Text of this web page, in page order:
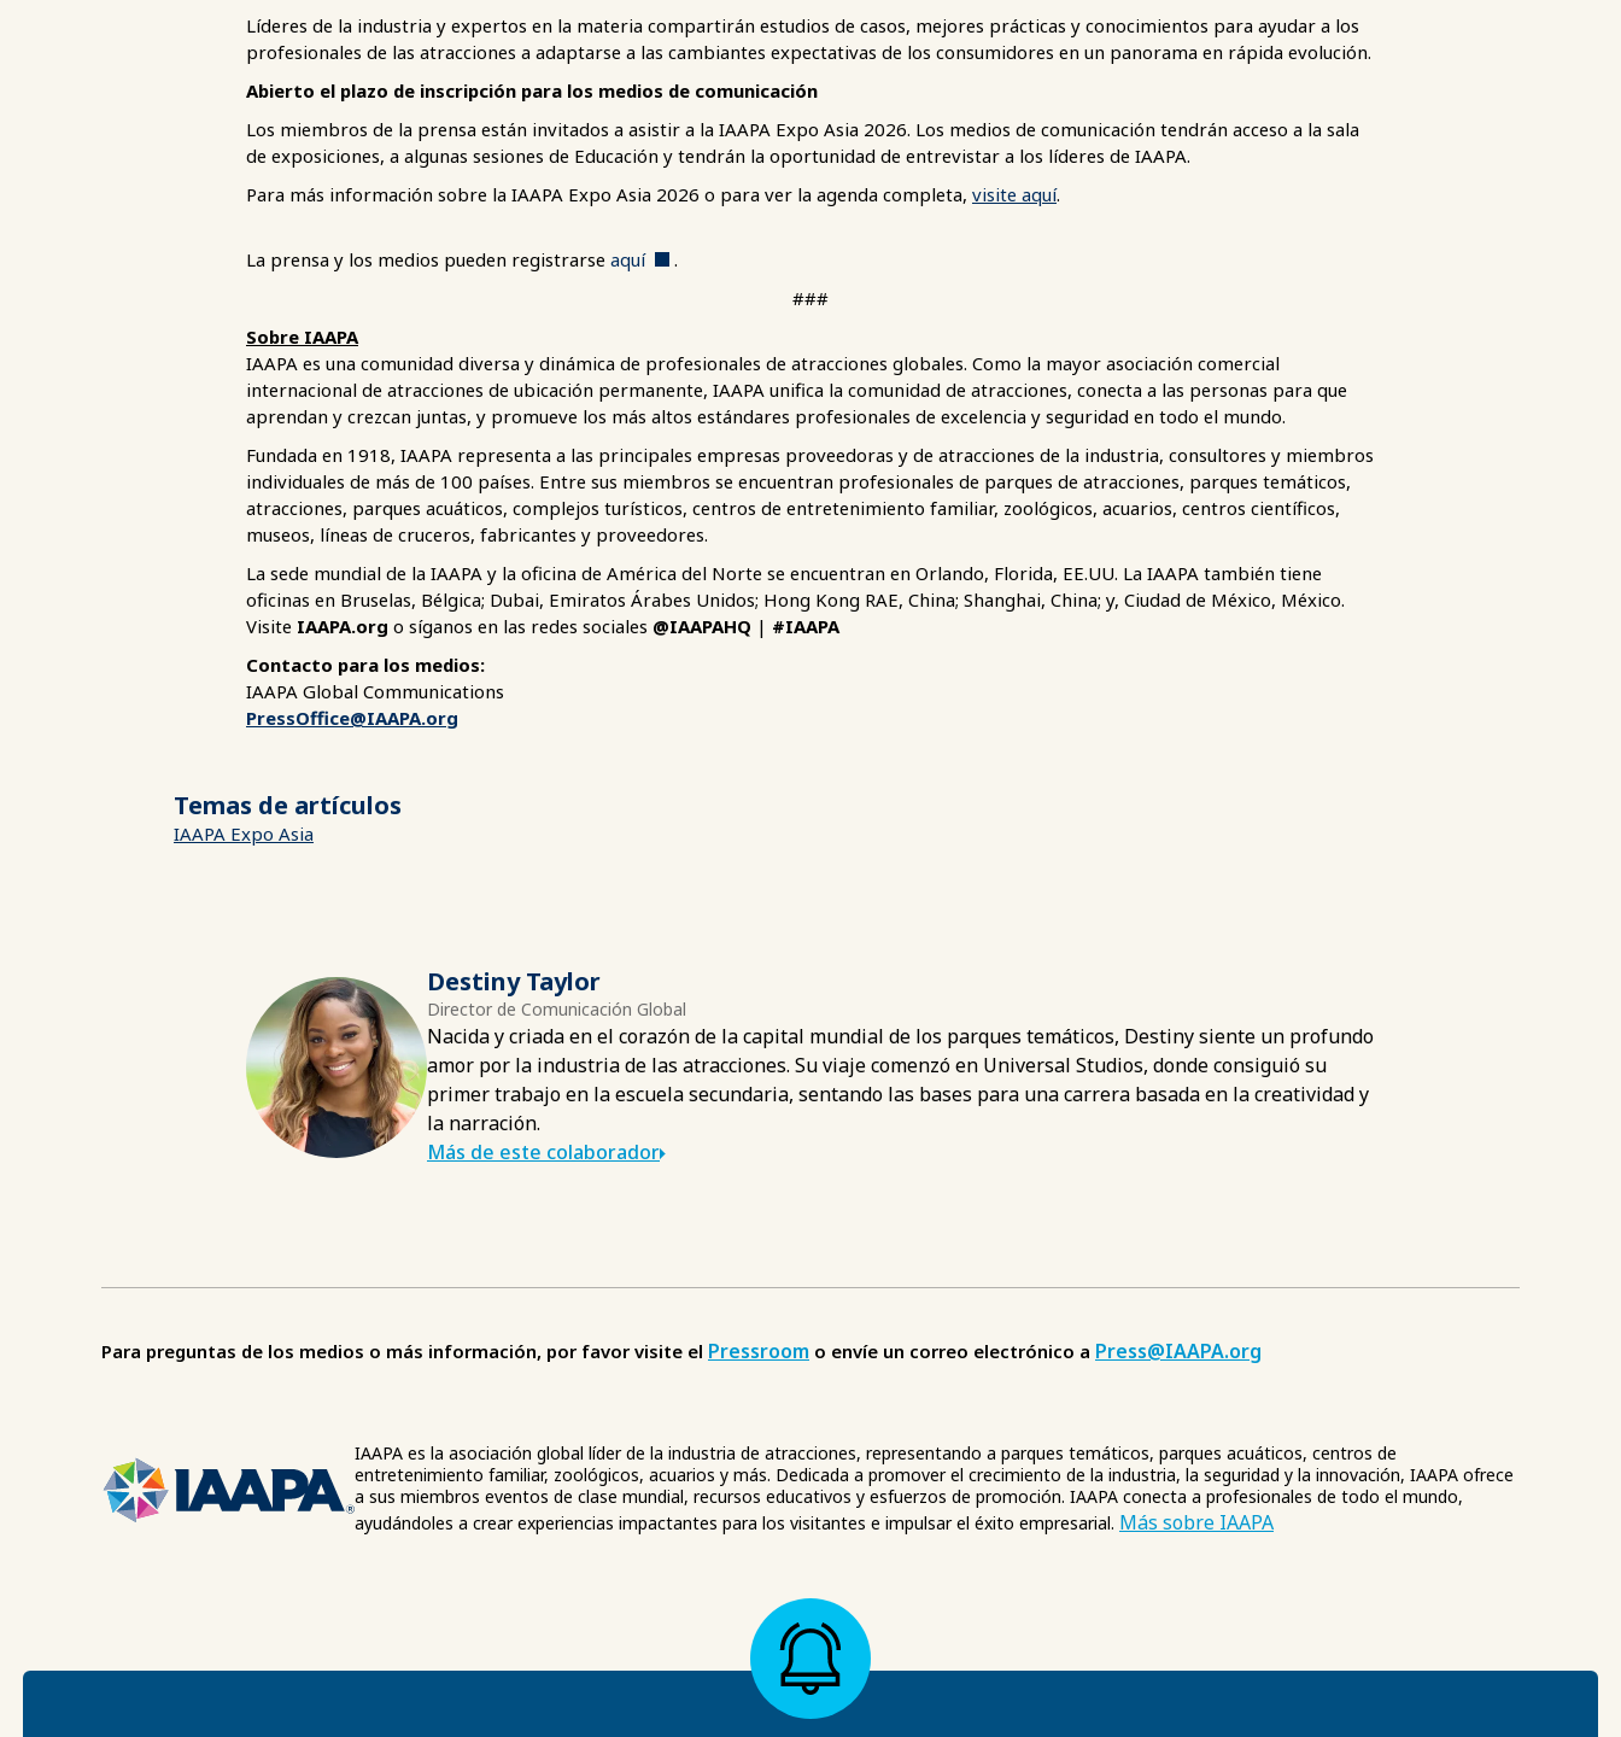
Líderes de la industria y expertos en la materia compartirán estudios de casos, mejores prácticas y conocimientos para ayudar a los
profesionales de las atracciones a adaptarse a las cambiantes expectativas de los consumidores en un panorama en rápida evolución.
Abierto el plazo de inscripción para los medios de comunicación
Los miembros de la prensa están invitados a asistir a la IAAPA Expo Asia 2026. Los medios de comunicación tendrán acceso a la sala
de exposiciones, a algunas sesiones de Educación y tendrán la oportunidad de entrevistar a los líderes de IAAPA.
Para más información sobre la IAAPA Expo Asia 2026 o para ver la agenda completa, visite aquí.
La prensa y los medios pueden registrarse aquí
.
###
Sobre IAAPA
IAAPA es una comunidad diversa y dinámica de profesionales de atracciones globales. Como la mayor asociación comercial
internacional de atracciones de ubicación permanente, IAAPA unifica la comunidad de atracciones, conecta a las personas para que
aprendan y crezcan juntas, y promueve los más altos estándares profesionales de excelencia y seguridad en todo el mundo.
Fundada en 1918, IAAPA representa a las principales empresas proveedoras y de atracciones de la industria, consultores y miembros
individuales de más de 100 países. Entre sus miembros se encuentran profesionales de parques de atracciones, parques temáticos,
atracciones, parques acuáticos, complejos turísticos, centros de entretenimiento familiar, zoológicos, acuarios, centros científicos,
museos, líneas de cruceros, fabricantes y proveedores.
La sede mundial de la IAAPA y la oficina de América del Norte se encuentran en Orlando, Florida, EE.UU. La IAAPA también tiene
oficinas en Bruselas, Bélgica; Dubai, Emiratos Árabes Unidos; Hong Kong RAE, China; Shanghai, China; y, Ciudad de México, México.
Visite IAAPA.org o síganos en las redes sociales @IAAPAHQ | #IAAPA
Contacto para los medios:
IAAPA Global Communications
PressOffice@IAAPA.org
Temas de artículos
IAAPA Expo Asia
Destiny Taylor
Director de Comunicación Global
Nacida y criada en el corazón de la capital mundial de los parques temáticos, Destiny siente un profundo
amor por la industria de las atracciones. Su viaje comenzó en Universal Studios, donde consiguió su
primer trabajo en la escuela secundaria, sentando las bases para una carrera basada en la creatividad y
la narración.
Más de este colaborador
Para preguntas de los medios o más información, por favor visite el Pressroom o envíe un correo electrónico a Press@IAAPA.org
IAAPA es la asociación global líder de la industria de atracciones, representando a parques temáticos, parques acuáticos, centros de
entretenimiento familiar, zoológicos, acuarios y más. Dedicada a promover el crecimiento de la industria, la seguridad y la innovación, IAAPA ofrece
a sus miembros eventos de clase mundial, recursos educativos y esfuerzos de promoción. IAAPA conecta a profesionales de todo el mundo,
ayudándoles a crear experiencias impactantes para los visitantes e impulsar el éxito empresarial. Más sobre IAAPA